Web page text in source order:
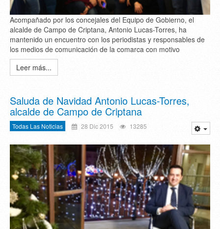
Acompañado por los concejales del Equipo de Gobierno, el
alcalde de Campo de Criptana, Antonio Lucas-Torres, ha
mantenido un encuentro con los periodistas y responsables de
los medios de comunicación de la comarca con motivo
Leer más...
Saluda de Navidad Antonio Lucas-Torres,
alcalde de Campo de Criptana
Todas Las Noticias 28 Dic 2015 13285